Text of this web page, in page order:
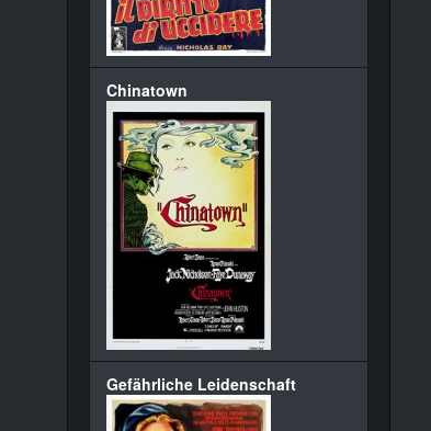
Chinatown
Gefährliche Leidenschaft